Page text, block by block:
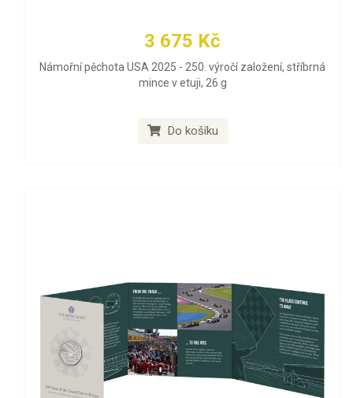
3 675 Kč
Námořní pěchota USA 2025 - 250. výročí založení, stříbrná
mince v etuji, 26 g
Do košíku